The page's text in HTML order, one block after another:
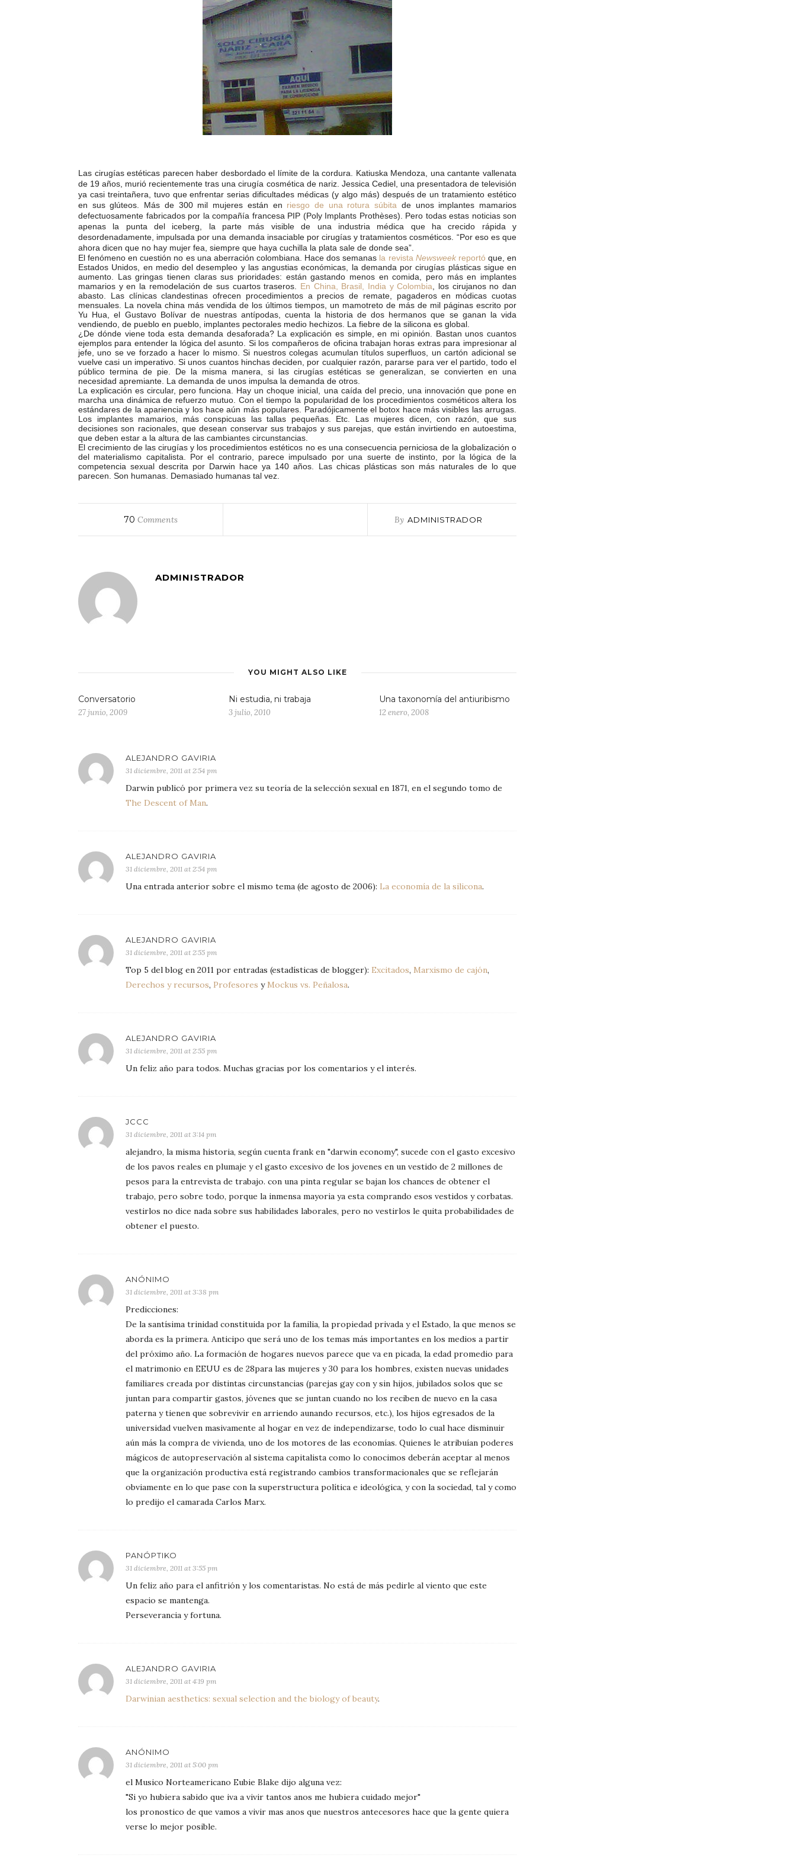
Las cirugías estéticas parecen haber desbordado el límite de la cordura. Katiuska Mendoza, una cantante vallenata
de 19 años, murió recientemente tras una cirugía cosmética de nariz. Jessica Cediel, una presentadora de televisión
ya casi treintañera, tuvo que enfrentar serias dificultades médicas (y algo más) después de un tratamiento estético
en sus glúteos. Más de 300 mil mujeres están en riesgo de una rotura súbita de unos implantes mamarios
defectuosamente fabricados por la compañía francesa PIP (Poly Implants Prothèses). Pero todas estas noticias son
apenas la punta del iceberg, la parte más visible de una industria médica que ha crecido rápida y
desordenadamente, impulsada por una demanda insaciable por cirugías y tratamientos cosméticos. “Por eso es que
ahora dicen que no hay mujer fea, siempre que haya cuchilla la plata sale de donde sea”.
El fenómeno en cuestión no es una aberración colombiana. Hace dos semanas la revista Newsweekreportó que, en
Estados Unidos, en medio del desempleo y las angustias económicas, la demanda por cirugías plásticas sigue en
aumento. Las gringas tienen claras sus prioridades: están gastando menos en comida, pero más en implantes
mamarios y en la remodelación de sus cuartos traseros. En China, Brasil, India y Colombia , los cirujanos no dan
abasto. Las clínicas clandestinas ofrecen procedimientos a precios de remate, pagaderos en módicas cuotas
mensuales. La novela china más vendida de los últimos tiempos, un mamotreto de más de mil páginas escrito por
Yu Hua, el Gustavo Bolívar de nuestras antípodas, cuenta la historia de dos hermanos que se ganan la vida
vendiendo, de pueblo en pueblo, implantes pectorales medio hechizos. La fiebre de la silicona es global.
¿De dónde viene toda esta demanda desaforada? La explicación es simple, en mi opinión. Bastan unos cuantos
ejemplos para entender la lógica del asunto. Si los compañeros de oficina trabajan horas extras para impresionar al
jefe, uno se ve forzado a hacer lo mismo. Si nuestros colegas acumulan títulos superfluos, un cartón adicional se
vuelve casi un imperativo. Si unos cuantos hinchas deciden, por cualquier razón, pararse para ver el partido, todo el
público termina de pie. De la misma manera, si las cirugías estéticas se generalizan, se convierten en una
necesidad apremiante. La demanda de unos impulsa la demanda de otros.
La explicación es circular, pero funciona. Hay un choque inicial, una caída del precio, una innovación que pone en
marcha una dinámica de refuerzo mutuo. Con el tiempo la popularidad de los procedimientos cosméticos altera los
estándares de la apariencia y los hace aún más populares. Paradójicamente el botox hace más visibles las arrugas.
Los implantes mamarios, más conspicuas las tallas pequeñas. Etc. Las mujeres dicen, con razón, que sus
decisiones son racionales, que desean conservar sus trabajos y sus parejas, que están invirtiendo en autoestima,
que deben estar a la altura de las cambiantes circunstancias.
El crecimiento de las cirugías y los procedimientos estéticos no es una consecuencia perniciosa de la globalización o
del materialismo capitalista. Por el contrario, parece impulsado por una suerte de instinto, por la lógica de la
competencia sexual descrita por Darwin hace ya 140 años. Las chicas plásticas son más naturales de lo que
parecen. Son humanas. Demasiado humanas tal vez.
70 Comments By ADMINISTRADOR
ADMINISTRADOR
YOU MIGHT ALSO LIKE
Conversatorio
27 junio, 2009
Ni estudia, ni trabaja
3 julio, 2010
Una taxonomía del antiuribismo
12 enero, 2008
ALEJANDRO GAVIRIA
31 diciembre, 2011 at 2:54 pm
Darwin publicó por primera vez su teoría de la selección sexual en 1871, en el segundo tomo de
The Descent of Man.
ALEJANDRO GAVIRIA
31 diciembre, 2011 at 2:54 pm
Una entrada anterior sobre el mismo tema (de agosto de 2006): La economía de la silicona.
ALEJANDRO GAVIRIA
31 diciembre, 2011 at 2:55 pm
Top 5 del blog en 2011 por entradas (estadísticas de blogger): Excitados, Marxismo de cajón,
Derechos y recursos, Profesores yMockus vs. Peñalosa.
ALEJANDRO GAVIRIA
31 diciembre, 2011 at 2:55 pm
Un feliz año para todos. Muchas gracias por los comentarios y el interés.
JCCC
31 diciembre, 2011 at 3:14 pm
alejandro, la misma historia, según cuenta frank en "darwin economy", sucede con el gasto excesivo
de los pavos reales en plumaje y el gasto excesivo de los jovenes en un vestido de 2 millones de
pesos para la entrevista de trabajo. con una pinta regular se bajan los chances de obtener el
trabajo, pero sobre todo, porque la inmensa mayoria ya esta comprando esos vestidos y corbatas.
vestirlos no dice nada sobre sus habilidades laborales, pero no vestirlos le quita probabilidades de
obtener el puesto.
ANÓNIMO
31 diciembre, 2011 at 3:38 pm
Predicciones:
De la santísima trinidad constituida por la familia, la propiedad privada y el Estado, la que menos se
aborda es la primera. Anticipo que será uno de los temas más importantes en los medios a partir
del próximo año. La formación de hogares nuevos parece que va en picada, la edad promedio para
el matrimonio en EEUU es de 28para las mujeres y 30 para los hombres, existen nuevas unidades
familiares creada por distintas circunstancias (parejas gay con y sin hijos, jubilados solos que se
juntan para compartir gastos, jóvenes que se juntan cuando no los reciben de nuevo en la casa
paterna y tienen que sobrevivir en arriendo aunando recursos, etc.), los hijos egresados de la
universidad vuelven masivamente al hogar en vez de independizarse, todo lo cual hace disminuir
aún más la compra de vivienda, uno de los motores de las economías. Quienes le atribuían poderes
mágicos de autopreservación al sistema capitalista como lo conocimos deberán aceptar al menos
que la organización productiva está registrando cambios transformacionales que se reflejarán
obviamente en lo que pase con la superstructura política e ideológica, y con la sociedad, tal y como
lo predijo el camarada Carlos Marx.
PANÓPTIKO
31 diciembre, 2011 at 3:55 pm
Un feliz año para el anfitrión y los comentaristas. No está de más pedirle al viento que este
espacio se mantenga.
Perseverancia y fortuna.
ALEJANDRO GAVIRIA
31 diciembre, 2011 at 4:19 pm
Darwinian aesthetics: sexual selection and the biology of beauty.
ANÓNIMO
31 diciembre, 2011 at 5:00 pm
el Musico Norteamericano Eubie Blake dijo alguna vez:
"Si yo hubiera sabido que iva a vivir tantos anos me hubiera cuidado mejor"
los pronostico de que vamos a vivir mas anos que nuestros antecesores hace que la gente quiera
verse lo mejor posible.